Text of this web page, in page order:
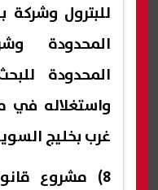
للبترول
المحدودة
المحدودة
واستغلاله
غرب بخليج
8) مشروع